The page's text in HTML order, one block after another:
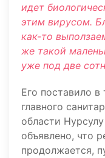
идет
этим вирусом.
как-то
же такой
уже под две
Его поставило в
главного
области
объявлено, что
продолжается,